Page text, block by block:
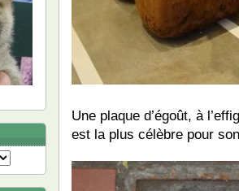
Une plaque d’égoût, à
est la plus célèbre pour